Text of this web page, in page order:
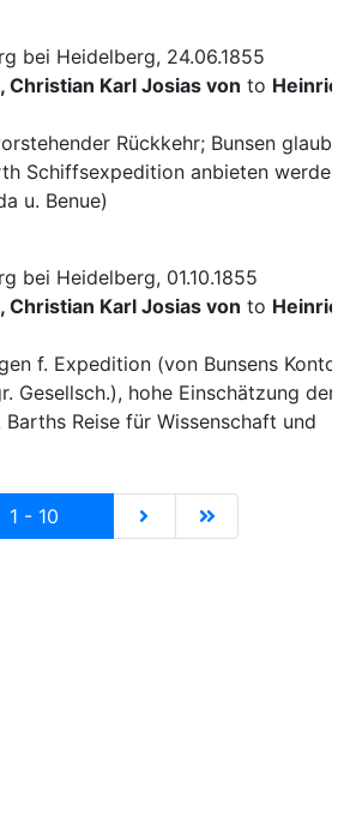
bei Heidelberg, 24.06.1855
Christian Karl Josias von to Heinrich
Rückkehr; Bunsen glaubt,
Schiffsexpedition anbieten werde
u. Benue)
bei Heidelberg, 01.10.1855
Christian Karl Josias von to Heinrich
f. Expedition (von Bunsens Konto,
Gesellsch.), hohe Einschätzung der
Reise für Wissenschaft und
results page|
Seite|en:Previous results
1 - 10 |de:Nächste
|de:Letzte